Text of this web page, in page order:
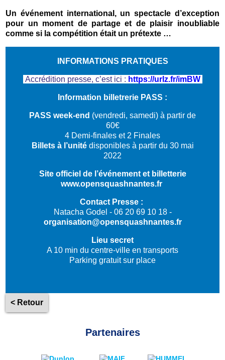
Un événement international, un spectacle d’exception
pour un moment de partage et de plaisir inoubliable
comme si la compétition était un prétexte …
INFORMATIONS PRATIQUES
Accrédition presse, c’est ici : https://urlz.fr/imBW
Information billetrerie PASS :
PASS week-end (vendredi, samedi) à partir de
60€
4 Demi-finales et 2 Finales
Billets à l’unitédisponibles à partir du 30 mai
2022
Site officiel de l’événement et billetterie
www.opensquashnantes.fr
Contact Presse :
Natacha Godel - 06 20 69 10 18 -
organisation@opensquashnantes.fr
Lieu secret
A 10 min du centre-ville en transports
Parking gratuit sur place
< Retour
Partenaires